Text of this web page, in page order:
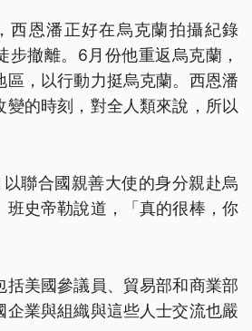
西恩潘正好在烏克蘭拍攝紀錄
步撤離。6月份他重返烏克蘭，
區，以行動力挺烏克蘭。西恩潘
變的時刻，對全人類來說，所以
聯合國親善大使的身分親赴烏
班史帝勒說道，「真的很棒，你
括美國參議員、貿易部和商業部
企業與組織與這些人士交流也嚴